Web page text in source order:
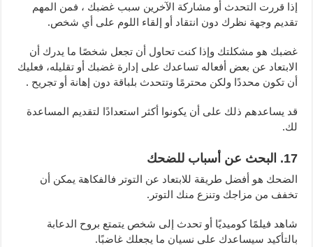
إذا قررت التحدث أو مشاركة الآخرين سبب غضبك ، فمن المهم
تقديم وجهة نظرك دون انتقاد أو إلقاء اللوم على أي شخص.
غضبك هو مشكلتك وإذا كنت تحاول أن تجعل شخصًا ما يدرك أن
الابتعاد عن بعض أفعاله تساعدك على إدارة غضبك أو تقليله، فعليك
أن تكون محددًا ولكن محترمًا وتتحدث بلباقة دون إهانة أو تجريح .
قد يساعدهم ذلك على أن يكونوا أكثر استعدادًا لتقديم المساعدة
لك.
17. البحث عن أسباب للضحك
الضحك هو أفضل طريقة للابتعاد عن التوتر فالفكاهة يمكن أن
تخفف من مزاجك وتنزع منك التوتر.
شاهد فيلمًا كوميديًا أو تحدث إلى شخص يتمتع بروح الدعابة
بالتأكيد سيساعدك على نسيان ما يجعلك غاضبًا.